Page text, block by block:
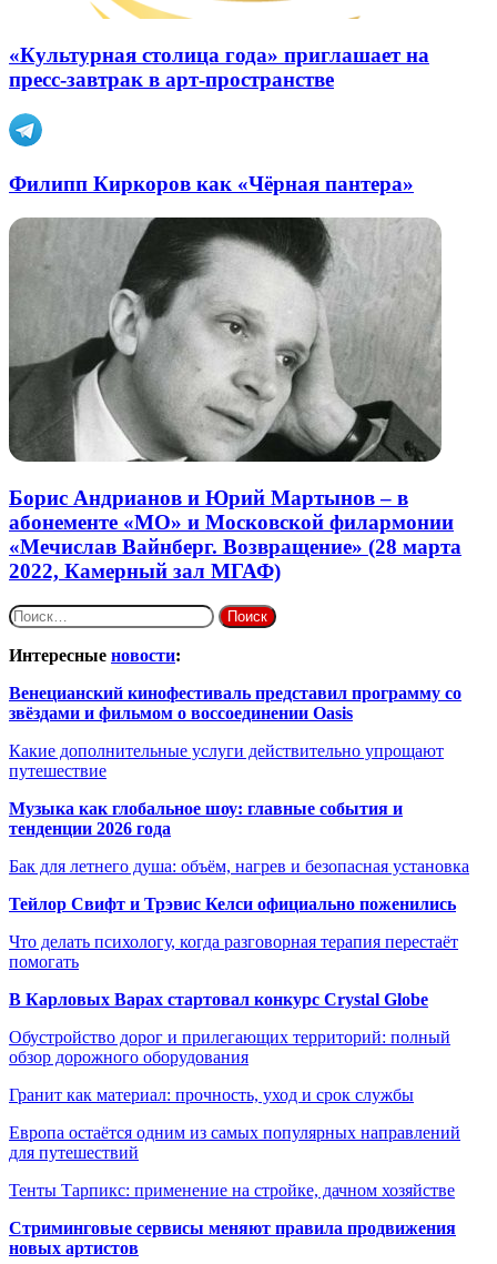
«Культурная столица года» приглашает на
пресс-завтрак в арт-пространстве
Филипп Киркоров как «Чёрная пантера»
Борис Андрианов и Юрий Мартынов – в
абонементе «МО» и Московской филармонии
«Мечислав Вайнберг. Возвращение» (28 марта
2022, Камерный зал МГАФ)
Найти:
Интересные новости:
Венецианский кинофестиваль представил программу со
звёздами и фильмом о воссоединении Oasis
Какие дополнительные услуги действительно упрощают
путешествие
Музыка как глобальное шоу: главные события и
тенденции 2026 года
Бак для летнего душа: объём, нагрев и безопасная установка
Тейлор Свифт и Трэвис Келси официально поженились
Что делать психологу, когда разговорная терапия перестаёт
помогать
В Карловых Варах стартовал конкурс Crystal Globe
Обустройство дорог и прилегающих территорий: полный
обзор дорожного оборудования
Гранит как материал: прочность, уход и срок службы
Европа остаётся одним из самых популярных направлений
для путешествий
Тенты Тарпикс: применение на стройке, дачном хозяйстве
Стриминговые сервисы меняют правила продвижения
новых артистов